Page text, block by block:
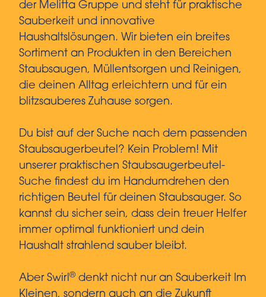
der Melitta Gruppe und steht für praktische
Sauberkeit und innovative
Haushaltslösungen. Wir bieten ein breites
Sortiment an Produkten in den Bereichen
Staubsaugen, Müllentsorgen und Reinigen,
die deinen Alltag erleichtern und für ein
blitzsauberes Zuhause sorgen.
Du bist auf der Suche nach dem passenden
Staubsaugerbeutel? Kein Problem! Mit
unserer praktischen Staubsaugerbeutel-
Suche findest du im Handumdrehen den
richtigen Beutel für deinen Staubsauger. So
kannst du sicher sein, dass dein treuer Helfer
immer optimal funktioniert und dein
Haushalt strahlend sauber bleibt.
Aber Swirl®denkt nicht nur an Sauberkeit Im
Kleinen, sondern auch an die Zukunft